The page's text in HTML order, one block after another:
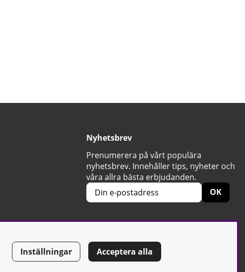
Nyhetsbrev
Prenumerera på vårt populära
nyhetsbrev. Innehåller tips, nyheter och
våra allra bästa erbjudanden.
OK
Inställningar Acceptera alla